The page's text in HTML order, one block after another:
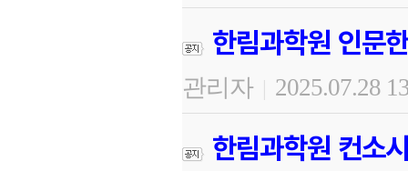
한림과학원 인문
관리자 | 2025.07.28
한림과학원 컨소